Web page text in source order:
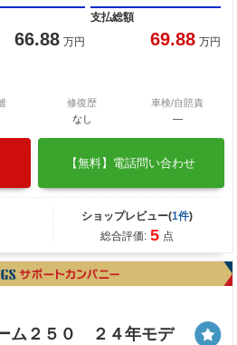
66.88 万円
支払総額
69.88 万円
修復歴
なし
車検/自賠責
―
【無料】電話問い合わせ
ショップレビュー(1件)
総合評価: 5 点
ム２５０ ２４年モデ